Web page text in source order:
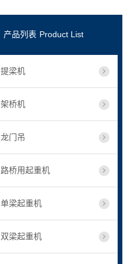
产品列表 Product List
提梁机
架桥机
龙门吊
路桥用起重机
单梁起重机
双梁起重机